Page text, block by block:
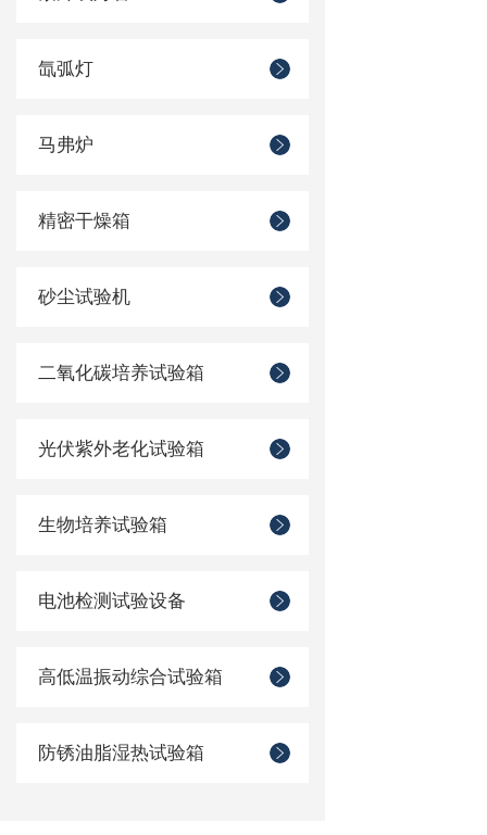
氙弧灯
马弗炉
精密干燥箱
砂尘试验机
二氧化碳培养试验箱
光伏紫外老化试验箱
生物培养试验箱
电池检测试验设备
高低温振动综合试验箱
防锈油脂湿热试验箱